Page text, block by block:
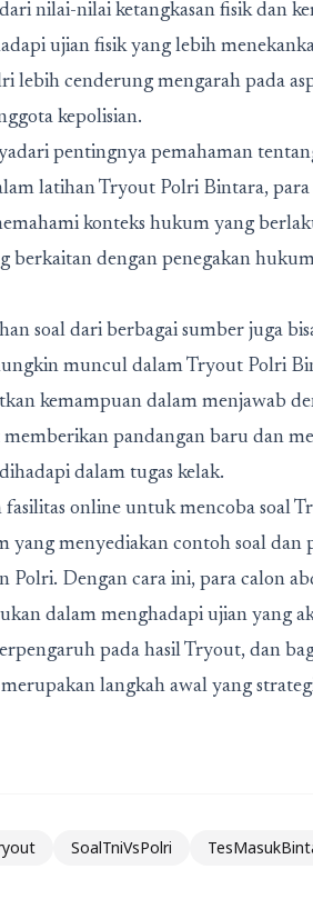
nilai-nilai ketangkasan fisik dan
ujian fisik yang lebih
lebih cenderung mengarah pada
kepolisian.
pentingnya pemahaman
latihan Tryout Polri Bintara,
konteks hukum yang
berkaitan dengan penegakan
soal dari berbagai sumber juga
muncul dalam Tryout Polri
kemampuan dalam menjawab
pandangan baru dan
dalam tugas kelak.
fasilitas online untuk mencoba soal
yang menyediakan contoh soal dan
Polri. Dengan cara ini, para calon
dalam menghadapi ujian yang
pada hasil Tryout, dan
langkah awal yang
SoalTniVsPolri